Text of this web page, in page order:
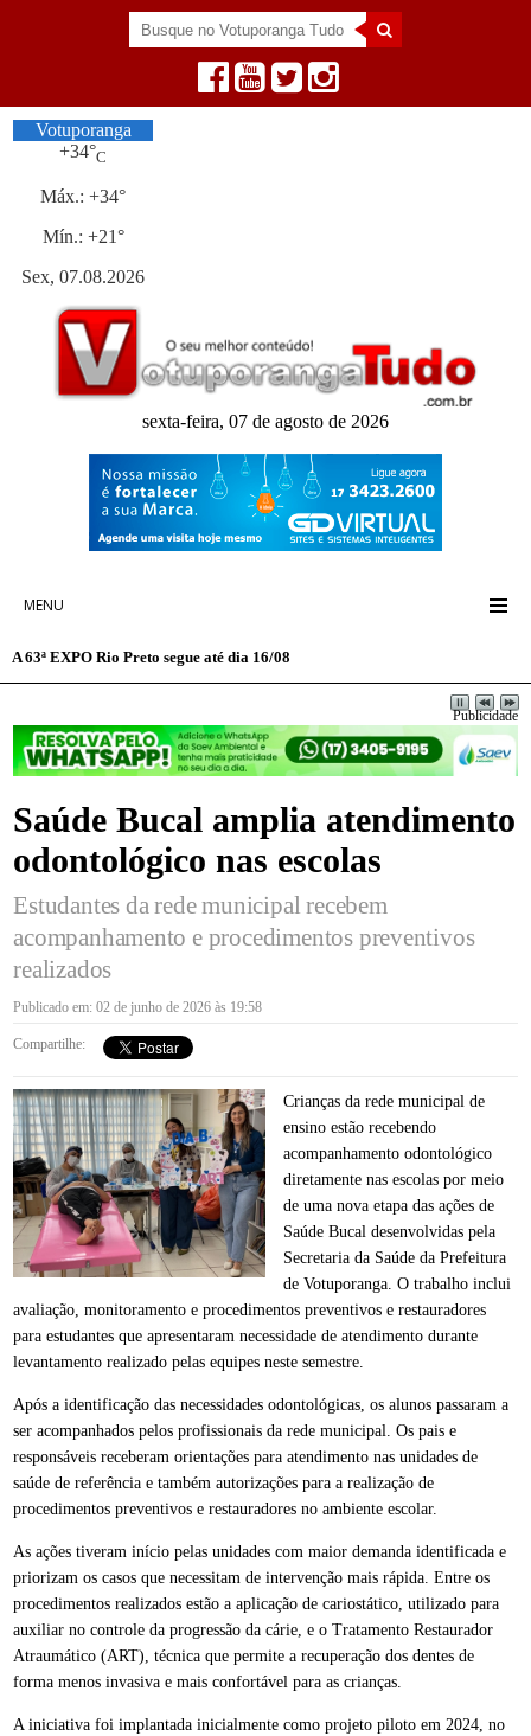
Votuporanga
+34°C
Máx.:+34°
Mín.: +21°
Sex, 07.08.2026
sexta-feira, 07 de agosto de 2026
MENU
A 63ª EXPO Rio Preto segue até dia 16/08
Publicidade
Saúde Bucal amplia atendimento
odontológico nas escolas
Estudantes da rede municipal recebem
acompanhamento e procedimentos preventivos
realizados
Publicado em: 02 de junho de 2026 às 19:58
Compartilhe:
Crianças da rede municipal de
ensino estão recebendo
acompanhamento odontológico
diretamente nas escolas por meio
de uma nova etapa das ações de
Saúde Bucal desenvolvidas pela
Secretaria da Saúde da Prefeitura
de Votuporanga. O trabalho inclui
avaliação, monitoramento e procedimentos preventivos e restauradores
para estudantes que apresentaram necessidade de atendimento durante
levantamento realizado pelas equipes neste semestre.
Após a identificação das necessidades odontológicas, os alunos passaram a
ser acompanhados pelos profissionais da rede municipal. Os pais e
responsáveis receberam orientações para atendimento nas unidades de
saúde de referência e também autorizações para a realização de
procedimentos preventivos e restauradores no ambiente escolar.
As ações tiveram início pelas unidades com maior demanda identificada e
priorizam os casos que necessitam de intervenção mais rápida. Entre os
procedimentos realizados estão a aplicação de cariostático, utilizado para
auxiliar no controle da progressão da cárie, e o Tratamento Restaurador
Atraumático (ART), técnica que permite a recuperação dos dentes de
forma menos invasiva e mais confortável para as crianças.
A iniciativa foi implantada inicialmente como projeto piloto em 2024, no